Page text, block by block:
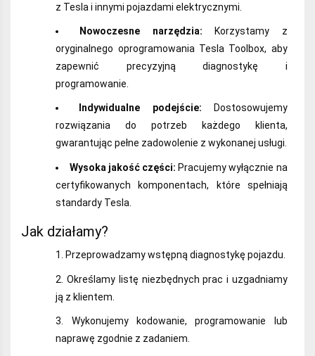
z Tesla i innymi pojazdami elektrycznymi.
Nowoczesne narzędzia: Korzystamy z
oryginalnego oprogramowania Tesla Toolbox, aby
zapewnić precyzyjną diagnostykę i
programowanie.
Indywidualne podejście: Dostosowujemy
rozwiązania do potrzeb każdego klienta,
gwarantując pełne zadowolenie z wykonanej usługi.
Wysoka jakość części: Pracujemy wyłącznie na
certyfikowanych komponentach, które spełniają
standardy Tesla.
Jak działamy?
Przeprowadzamy wstępną diagnostykę pojazdu.
Określamy listę niezbędnych prac i uzgadniamy
ją z klientem.
Wykonujemy kodowanie, programowanie lub
naprawę zgodnie z zadaniem.